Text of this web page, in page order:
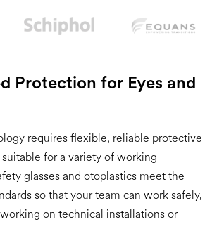
Protection for Eyes and
requires flexible, reliable protective
for a variety of working
glasses and otoplastics meet the
so that your team can work safely,
on technical installations or